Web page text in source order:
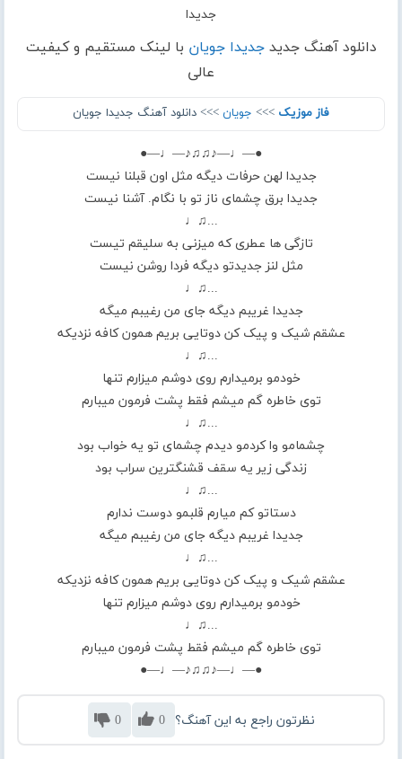
جدیدا
دانلود آهنگ جدیدجدیدا جویان با لینک مستقیم و کیفیت
عالی
فاز موزیک >>> جویان >>> دانلود آهنگ جدیدا جویان
●—♩—♪♫♫♪—♩—●
جدیدا لهن حرفات دیگه مثل اون قبلنا نیست
جدیدا برق چشمای ناز تو با نگام. آشنا نیست
...♫♩
تازگی ها عطری که میزنی به سلیقم تیست
مثل لنز جدیدتو دیگه فردا روشن نیست
...♫♩
جدیدا غریبم دیگه جای من رغیبم میگه
عشقم شیک و پیک کن دوتایی بریم همون کافه نزدیکه
...♫♩
خودمو برمیدارم روی دوشم میزارم تنها
توی خاطره گم میشم فقط پشت فرمون میبارم
...♫♩
چشمامو وا کردمو دیدم چشمای تو یه خواب بود
زندگی زیر یه سقف قشنگترین سراب بود
...♫♩
دستاتو کم میارم قلبمو دوست ندارم
جدیدا غریبم دیگه جای من رغیبم میگه
...♫♩
عشقم شیک و پیک کن دوتایی بریم همون کافه نزدیکه
خودمو برمیدارم روی دوشم میزارم تنها
...♫♩
توی خاطره گم میشم فقط پشت فرمون میبارم
●—♩—♪♫♫♪—♩—●
نظرتون راجع به این آهنگ؟ 0
0